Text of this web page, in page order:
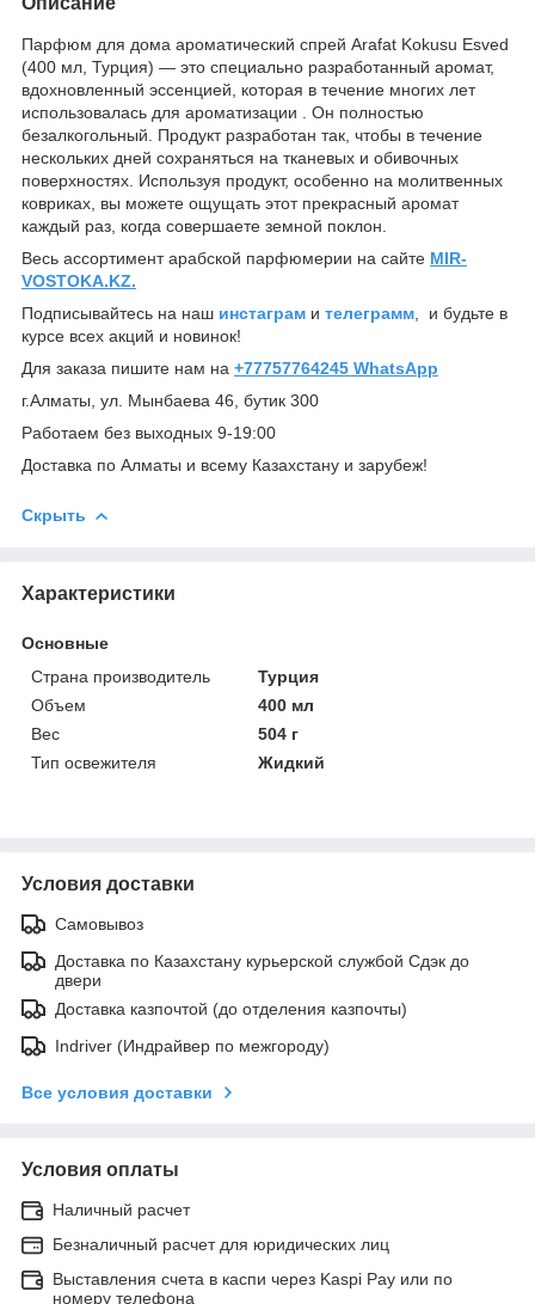
Парфюм для дома ароматический спрей Arafat Kokusu Esved
(400 мл, Турция) — это специально разработанный аромат,
вдохновленный эссенцией, которая в течение многих лет
использовалась для ароматизации . Он полностью
безалкогольный. Продукт разработан так, чтобы в течение
нескольких дней сохраняться на тканевых и обивочных
поверхностях. Используя продукт, особенно на молитвенных
ковриках, вы можете ощущать этот прекрасный аромат
каждый раз, когда совершаете земной поклон.
Весь ассортимент арабской парфюмерии на сайте MIR-
VOSTOKA.KZ.
Подписывайтесь на наш инстаграм и телеграмм , и будьте в
курсе всех акций и новинок!
Для заказа пишите нам на +77757764245 WhatsApp
г.Алматы, ул. Мынбаева 46, бутик 300
Работаем без выходных 9-19:00
Доставка по Алматы и всему Казахстану и зарубеж!
Скрыть
Характеристики
Основные
Страна производитель
Турция
Объем
400 мл
Вес
504 г
Тип освежителя
Жидкий
Условия доставки
Самовывоз
Доставка по Казахстану курьерской службой Сдэк до
двери
Доставка казпочтой (до отделения казпочты)
Indriver (Индрайвер по межгороду)
Все условия доставки
Условия оплаты
Наличный расчет
Безналичный расчет для юридических лиц
Выставления счета в каспи через Kaspi Pay или по
номеру телефона